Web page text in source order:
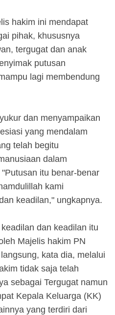
hakim ini mendapat
pihak, khususnya
tergugat dan anak
putusan
lagi membendung
dan menyampaikan
yang mendalam
telah begitu
dalam
itu benar-benar
kami
keadilan," ungkapnya.
dan keadilan itu
Majelis hakim PN
kata dia, melalui
tidak saja telah
sebagai Tergugat namun
Kepala Keluarga (KK)
yang terdiri dari